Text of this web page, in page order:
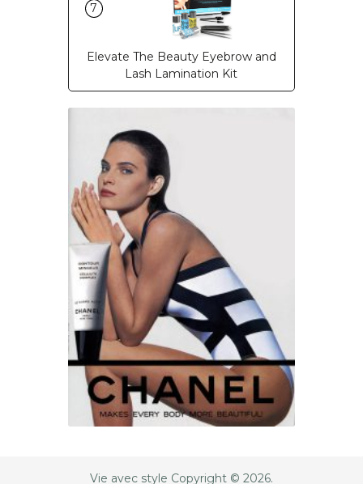
7
Elevate The Beauty Eyebrow and
Lash Lamination Kit
Vie avec style Copyright © 2026.